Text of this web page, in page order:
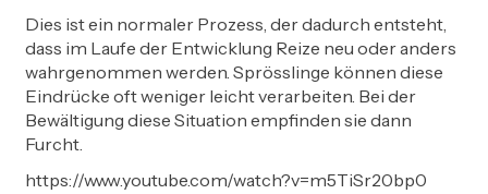
Dies ist ein normaler Prozess, der dadurch entsteht,
dass im Laufe der Entwicklung Reize neu oder anders
wahrgenommen werden. Sprösslinge können diese
Eindrücke oft weniger leicht verarbeiten. Bei der
Bewältigung diese Situation empfinden sie dann
Furcht.
https://www.youtube.com/watch?v=m5TiSr20bp0